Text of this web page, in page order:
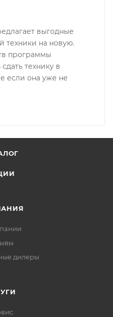
выгодные
техники на новую.
программы
технику в
если она уже не
дилеры